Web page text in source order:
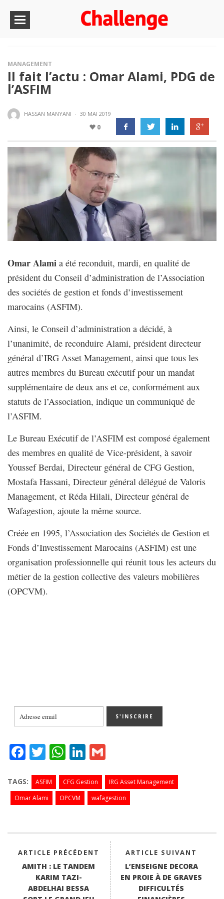
MANAGEMENT
Il fait l’actu : Omar Alami, PDG de
l’ASFIM
HASSAN MANYANI · 30 MAI 2019
0
Omar Alami a été reconduit, mardi, en qualité de
président du Conseil d’administration de l’Association
des sociétés de gestion et fonds d’investissement
marocains (ASFIM).
Ainsi, le Conseil d’administration a décidé, à
l’unanimité, de reconduire Alami, président directeur
général d’IRG Asset Management, ainsi que tous les
autres membres du Bureau exécutif pour un mandat
supplémentaire de deux ans et ce, conformément aux
statuts de l’Association, indique un communiqué de
l’ASFIM.
Le Bureau Exécutif de l’ASFIM est composé également
des membres en qualité de Vice-président, à savoir
Youssef Berdai, Directeur général de CFG Gestion,
Mostafa Hassani, Directeur général délégué de Valoris
Management, et Réda Hilali, Directeur général de
Wafagestion, ajoute la même source.
Créée en 1995, l’Association des Sociétés de Gestion et
Fonds d’Investissement Marocains (ASFIM) est une
organisation professionnelle qui réunit tous les acteurs du
métier de la gestion collective des valeurs mobilières
(OPCVM).
Fa
bo
ok
T
tte
r
W
ts
A
Li
ed
In
ail
TAGS: ASFIM CFG Gestion
IRG Asset Management
Omar Alami
OPCVM wafagestion
ARTICLE PRÉCÉDENT
AMITH : LE TANDEM
KARIM TAZI-
ABDELHAI BESSA
ARTICLE SUIVANT
L’ENSEIGNE DECORA
EN PROIE À DE GRAVES
DIFFICULTÉS